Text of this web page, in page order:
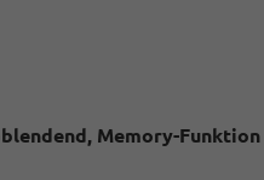
Memory-Funktion